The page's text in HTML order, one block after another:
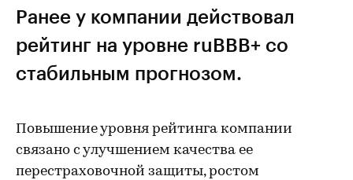
Ранее у компании действовал
рейтинг на уровне ruBBB+ со
стабильным прогнозом.
Повышение уровня рейтинга компании
связано с улучшением качества ее
перестраховочной защиты, ростом